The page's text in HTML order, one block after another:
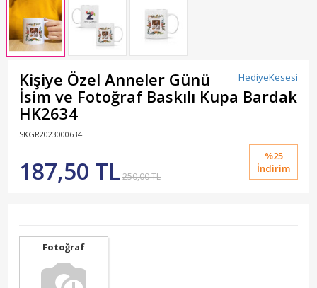
HediyeKesesi
Kişiye Özel Anneler Günü
İsim ve Fotoğraf Baskılı Kupa Bardak
HK2634
SKGR2023000634
%25
İndirim
187,50 TL250,00 TL
Fotoğraf